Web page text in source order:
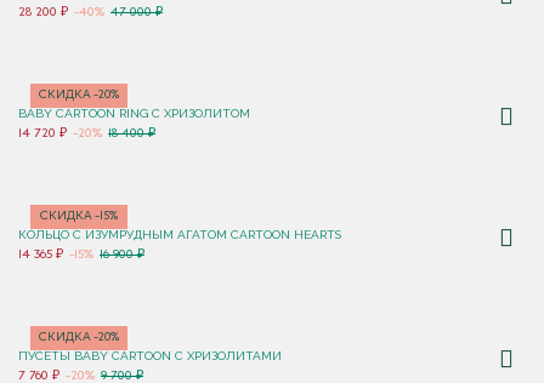
28 200 ₽ -40% 47 000 ₽
СКИДКА -20%
BABY CARTOON RING С ХРИЗОЛИТОМ
14 720 ₽ -20% 18 400 ₽
СКИДКА -15%
КОЛЬЦО C ИЗУМРУДНЫМ АГАТОМ CARTOON HEARTS
14 365 ₽ -15% 16 900 ₽
СКИДКА -20%
ПУСЕТЫ BABY CARTOON С ХРИЗОЛИТАМИ
7 760 ₽ -20% 9 700 ₽